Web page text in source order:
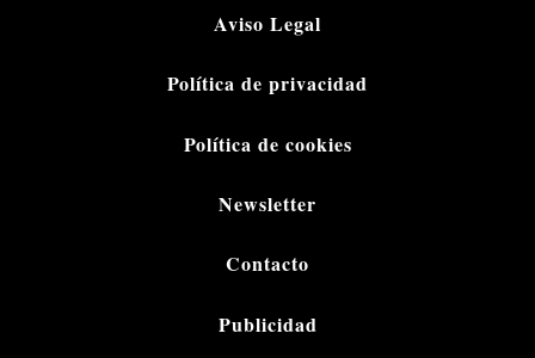
Aviso Legal
Política de privacidad
Política de cookies
Newsletter
Contacto
Publicidad